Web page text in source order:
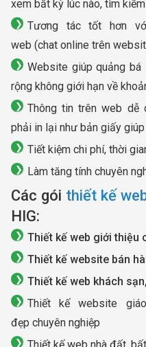
xem bất kỳ lúc nào, tìm
Tương tác tốt hơn
web (chat online trên
Website giúp quảng
rộng không giới hạn về
Thông tin trên web dễ
phải in lại như bản giấy
Tiết kiệm chi phí, thời
Làm tăng tính chuyên
Các gói thiết kế
HIG:
Thiết kế web giới thiệu
Thiết kế website bán
Thiết kế web khách
Thiết kế website
đẹp chuyên nghiệp